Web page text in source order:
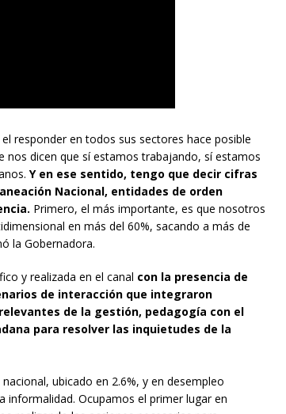
responder en todos sus sectores hace posible
nos dicen que sí estamos trabajando, sí estamos
Y en ese sentido, tengo que decir cifras
Nacional, entidades de orden
Primero, el más importante, es que nosotros
en más del 60%, sacando a más de
la Gobernadora.
y realizada en el canal con la presencia de
de interacción que integraron
de la gestión, pedagogía con el
para resolver las inquietudes de la
ubicado en 2.6%, y en desempleo
informalidad. Ocupamos el primer lugar en